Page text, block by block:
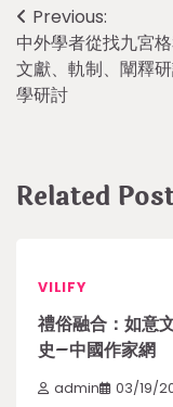
Post
navigation
Previous:
中外學者從找九宮
文獻、軌制、闡釋
學研討
Related
VILIFY
禮俗融合：如意
史–中國作家網
admin 03/19/